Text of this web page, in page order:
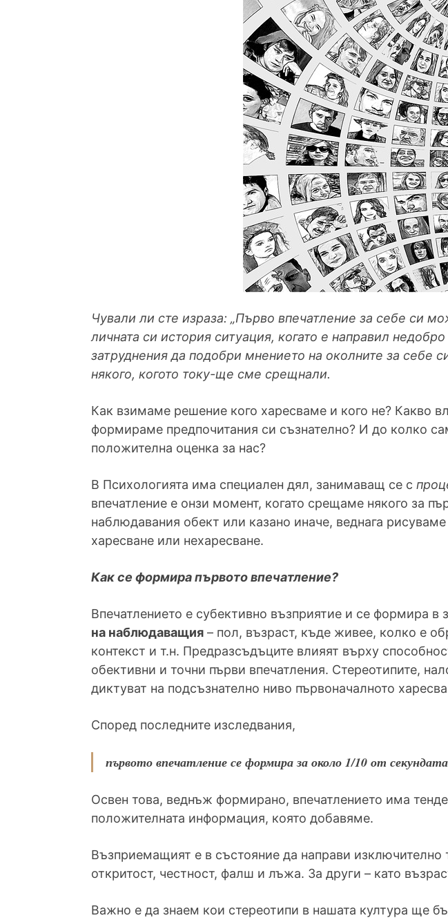
Чували ли сте израза: „Първо впечатление за себе си
личната си история ситуация, когато е направил
затруднения да подобри мнението на околните за себе
някого, когото току-ще сме срещнали.
Как взимаме решение кого харесваме и кого не? Какво
формираме предпочитания си съзнателно? И до колко
положителна оценка за нас?
В Психологията има специален дял, занимаващ се с
впечатление е онзи момент, когато срещаме някого за
наблюдавания обект или казано иначе, веднага
харесване или нехаресване.
Как се формира първото впечатление?
Впечатлението е субективно възприятие и се формира в
на наблюдаващия – пол, възраст, къде живее, колко е
контекст и т.н. Предразсъдъците влияят върху
обективни и точни първи впечатления. Стереотипите,
диктуват на подсъзнателно ниво първоначалното
Според последните изследвания,
първото впечатление се формира за около 1/10 от
Освен това, веднъж формирано, впечатлението има
положителната информация, която добавяме.
Възприемащият е в състояние да направи изключително
откритост, честност, фалш и лъжа. За други – като
Важно е да знаем кои стереотипи в нашата култура ще